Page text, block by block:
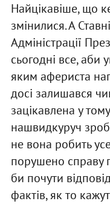
Найцiкавiше, що
змiнилися. А
Адмiнiстрацiї
сьогоднi все, аби
яким афериста
досi залишався
зацiкавлена у
нашвидкуруч
не вона робить
порушено справу
би почути
фактiв, як то